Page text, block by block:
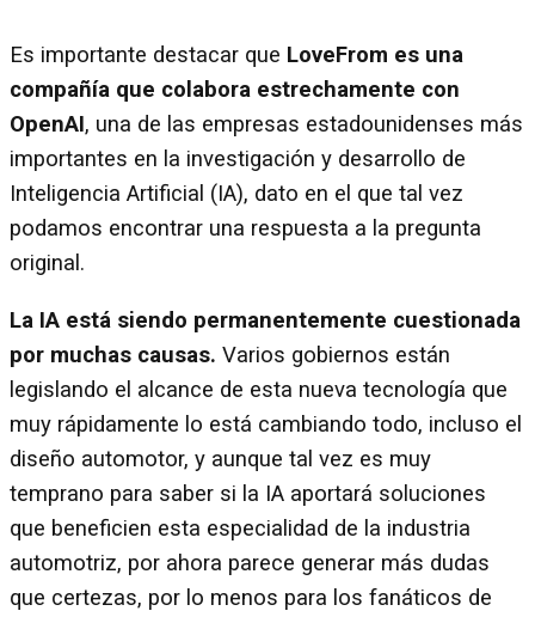
Es importante destacar que LoveFrom es una
compañía que colabora estrechamente con
OpenAI, una de las empresas estadounidenses más
importantes en la investigación y desarrollo de
Inteligencia Artificial (IA), dato en el que tal vez
podamos encontrar una respuesta a la pregunta
original.
La IA está siendo permanentemente cuestionada
por muchas causas. Varios gobiernos están
legislando el alcance de esta nueva tecnología que
muy rápidamente lo está cambiando todo, incluso el
diseño automotor, y aunque tal vez es muy
temprano para saber si la IA aportará soluciones
que beneficien esta especialidad de la industria
automotriz, por ahora parece generar más dudas
que certezas, por lo menos para los fanáticos de